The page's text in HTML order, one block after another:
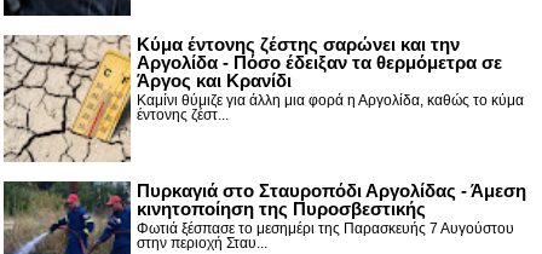
Κύμα έντονης ζέστης σαρώνει και την
Αργολίδα - Πόσο έδειξαν τα θερμόμετρα σε
Άργος και Κρανίδι
Καμίνι θύμιζε για άλλη μια φορά η Αργολίδα, καθώς το κύμα
έντονης ζέστ...
Πυρκαγιά στο Σταυροπόδι Αργολίδας - Άμεση
κινητοποίηση της Πυροσβεστικής
Φωτιά ξέσπασε το μεσημέρι της Παρασκευής 7 Αυγούστου
στην περιοχή Σταυ...